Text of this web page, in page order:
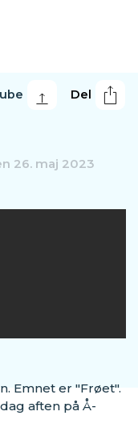
Del
26. maj 2023
Emnet er "Frøet".
aften på Å-